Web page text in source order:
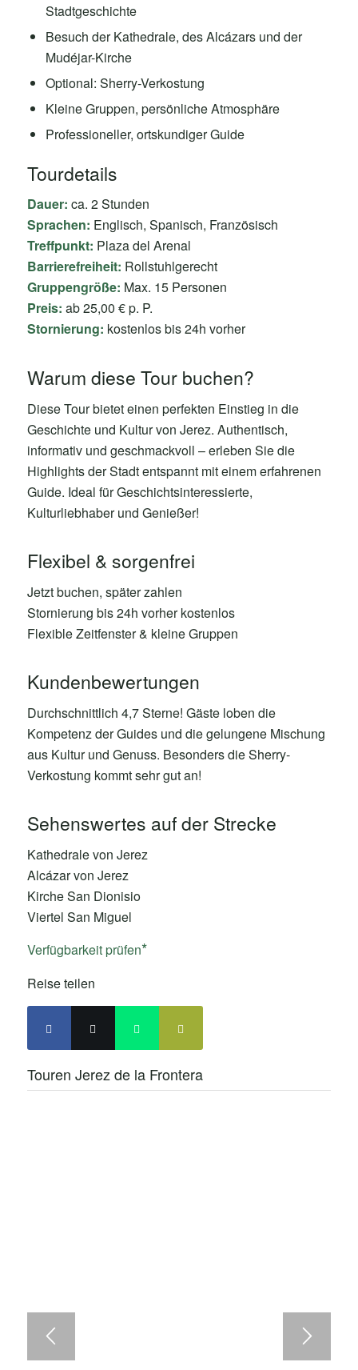
Stadtgeschichte
Besuch der Kathedrale, des Alcázars und der
Mudéjar-Kirche
Optional: Sherry-Verkostung
Kleine Gruppen, persönliche Atmosphäre
Professioneller, ortskundiger Guide
Tourdetails
Dauer: ca. 2 Stunden
Sprachen: Englisch, Spanisch, Französisch
Treffpunkt: Plaza del Arenal
Barrierefreiheit: Rollstuhlgerecht
Gruppengröße: Max. 15 Personen
Preis: ab 25,00 € p. P.
Stornierung: kostenlos bis 24h vorher
Warum diese Tour buchen?
Diese Tour bietet einen perfekten Einstieg in die
Geschichte und Kultur von Jerez. Authentisch,
informativ und geschmackvoll – erleben Sie die
Highlights der Stadt entspannt mit einem erfahrenen
Guide. Ideal für Geschichtsinteressierte,
Kulturliebhaber und Genießer!
Flexibel & sorgenfrei
Jetzt buchen, später zahlen
Stornierung bis 24h vorher kostenlos
Flexible Zeitfenster & kleine Gruppen
Kundenbewertungen
Durchschnittlich 4,7 Sterne! Gäste loben die
Kompetenz der Guides und die gelungene Mischung
aus Kultur und Genuss. Besonders die Sherry-
Verkostung kommt sehr gut an!
Sehenswertes auf der Strecke
Kathedrale von Jerez
Alcázar von Jerez
Kirche San Dionisio
Viertel San Miguel
Verfügbarkeit prüfen
Reise teilen
Touren Jerez de la Frontera